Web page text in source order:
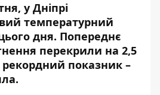
у Дніпрі
температурний
дня. Попереднє
перекрили на 2,5
показник –